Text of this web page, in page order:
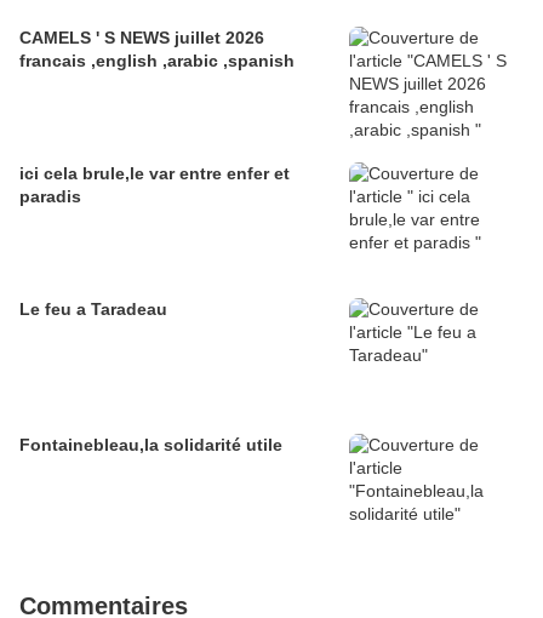
CAMELS ' S NEWS juillet 2026
francais ,english ,arabic ,spanish
ici cela brule,le var entre enfer et
paradis
Le feu a Taradeau
Fontainebleau,la solidarité utile
Commentaires